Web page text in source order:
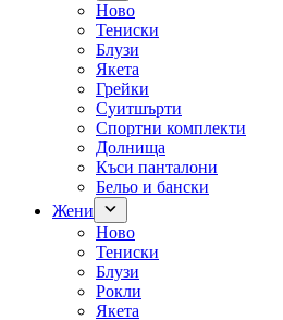
Ново
Тениски
Блузи
Якета
Грейки
Суитшърти
Спортни комплекти
Долнища
Къси панталони
Бельо и бански
Жени
Ново
Тениски
Блузи
Рокли
Якета